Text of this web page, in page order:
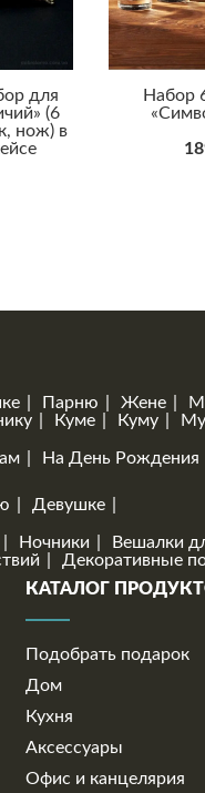
для
(6
нож) в
Набор
Парню Жене
Куме Куму
На День Рождения
Девушке
Ночники Вешалки
Декоративные
КАТАЛОГ
Подобрать подарок
Дом
Кухня
Аксессуары
Офис и канцелярия